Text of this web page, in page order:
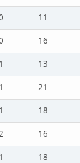
11
16
1
13
1
21
1
18
16
1
18